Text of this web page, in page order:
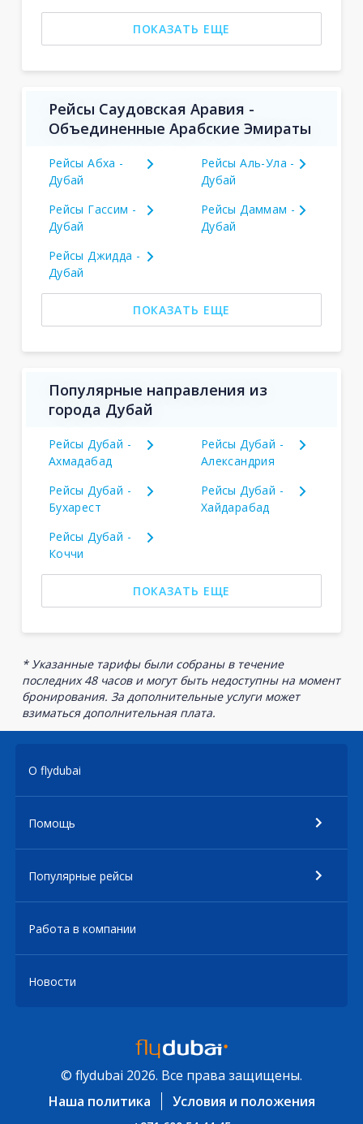
ПОКАЗАТЬ ЕЩЕ
Рейсы Саудовская Аравия -
Объединенные Арабские Эмираты
Рейсы Абха -
Дубай
Рейсы Аль-Ула -
Дубай
Рейсы Гассим -
Дубай
Рейсы Даммам -
Дубай
Рейсы Джидда -
Дубай
ПОКАЗАТЬ ЕЩЕ
Популярные направления из
города Дубай
Рейсы Дубай -
Ахмадабад
Рейсы Дубай -
Александрия
Рейсы Дубай -
Бухарест
Рейсы Дубай -
Хайдарабад
Рейсы Дубай -
Коччи
ПОКАЗАТЬ ЕЩЕ
* Указанные тарифы были собраны в течение
последних 48 часов и могут быть недоступны на момент
бронирования. За дополнительные услуги может
взиматься дополнительная плата.
О flydubai
Помощь
Популярные рейсы
Работа в компании
Новости
© flydubai 2026. Все права защищены.
Наша политика
Условия и положения